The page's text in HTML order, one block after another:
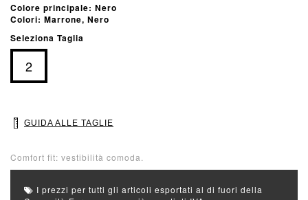
Colore principale: Nero
Colori: Marrone, Nero
Seleziona Taglia
2
GUIDA ALLE TAGLIE
Comfort fit: vestibilità comoda.
I prezzi per tutti gli articoli esportati al di fuori della